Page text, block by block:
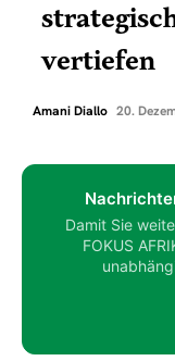
vertiefen
Amani Diallo 20.
Damit Sie
FOKUS